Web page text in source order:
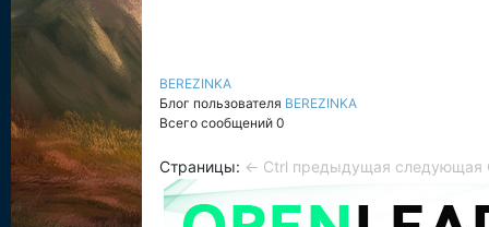
BEREZINKA
Блог пользователя BEREZINKA
Всего сообщений 0
Страницы: ← Ctrl предыдущая следующая